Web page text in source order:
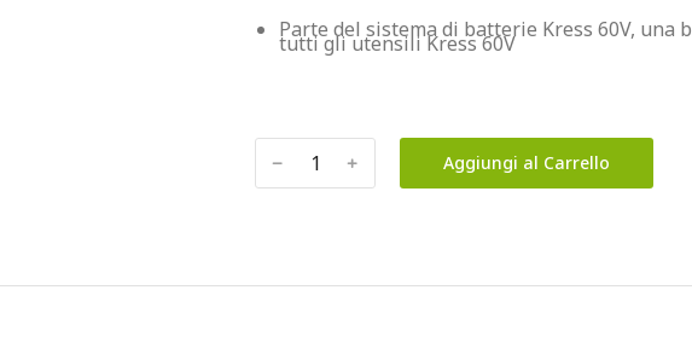
Parte del sistema di batterie Kress 60V, una
tutti gli utensili Kress 60V
﹣ ﹢ Aggiungi al Carrello